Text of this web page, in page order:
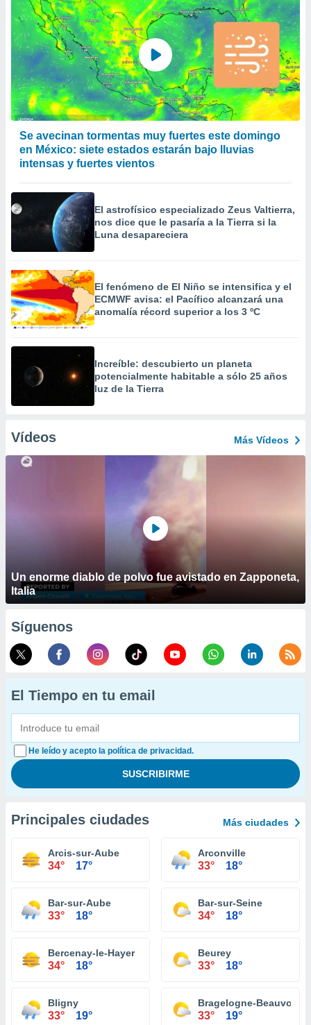
Se avecinan tormentas muy fuertes este domingo
en México: siete estados estarán bajo lluvias
intensas y fuertes vientos
El astrofísico especializado Zeus Valtierra,
nos dice que le pasaría a la Tierra si la
Luna desapareciera
El fenómeno de El Niño se intensifica y el
ECMWF avisa: el Pacífico alcanzará una
anomalía récord superior a los 3 ºC
Increíble: descubierto un planeta
potencialmente habitable a sólo 25 años
luz de la Tierra
Vídeos Más Vídeos
Un enorme diablo de polvo fue avistado en Zapponeta,
Italia
Síguenos
El Tiempo en tu email
He leído y acepto la política de privacidad.
Principales ciudades Más ciudades
Arcis-sur-Aube
34° 17°
Arconville
33° 18°
Bar-sur-Aube
33° 18°
Bar-sur-Seine
34° 18°
Bercenay-le-Hayer
34° 18°
Beurey
33° 18°
Bligny
33° 19°
Bragelogne-Beauvoir
33° 19°